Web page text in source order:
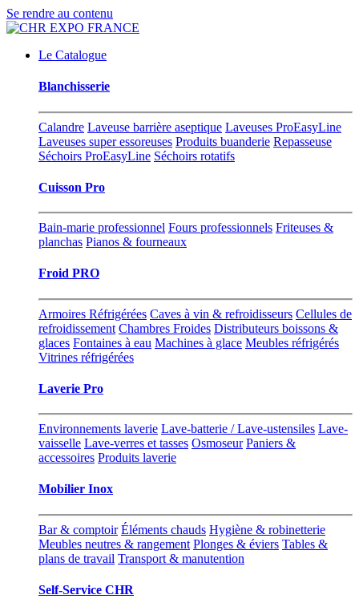
Se rendre au contenu
Le Catalogue
Blanchisserie
Calandre Laveuse barrière aseptique Laveuses ProEasyLine
Laveuses super essoreuses Produits buanderie Repasseuse
Séchoirs ProEasyLine Séchoirs rotatifs
Cuisson Pro
Bain-marie professionnel Fours professionnels Friteuses &
planchas Pianos & fourneaux
Froid PRO
Armoires Réfrigérées Caves à vin & refroidisseurs Cellules de
refroidissement Chambres Froides Distributeurs boissons &
glaces Fontaines à eau Machines à glace Meubles réfrigérés
Vitrines réfrigérées
Laverie Pro
Environnements laverie Lave-batterie / Lave-ustensiles Lave-
vaisselle Lave-verres et tasses Osmoseur Paniers &
accessoires Produits laverie
Mobilier Inox
Bar & comptoir Éléments chauds Hygiène & robinetterie
Meubles neutres & rangement Plonges & éviers Tables &
plans de travail Transport & manutention
Self-Service CHR